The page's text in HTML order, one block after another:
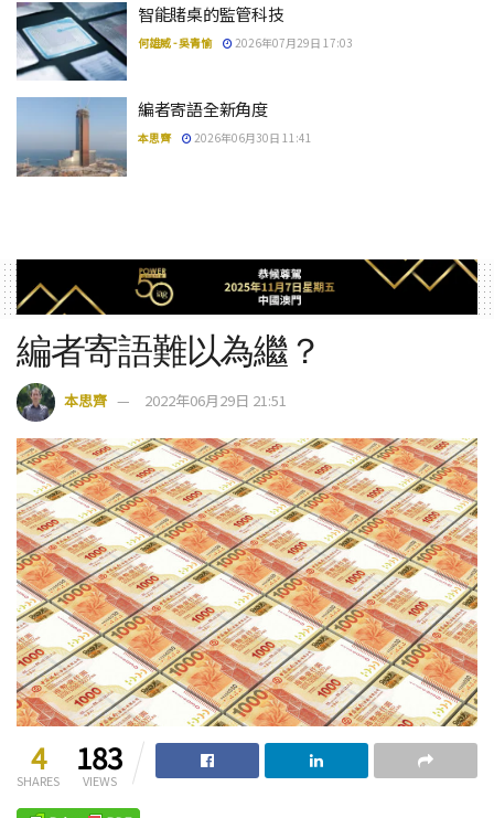
智能賭桌的監管科技
何雄威 - 吳青愉 2026年07月29日 17:03
編者寄語全新角度
本思齊 2026年06月30日 11:41
編者寄語難以為繼？
本思齊 2022年06月29日 21:51
4
SHARES
183
VIEWS